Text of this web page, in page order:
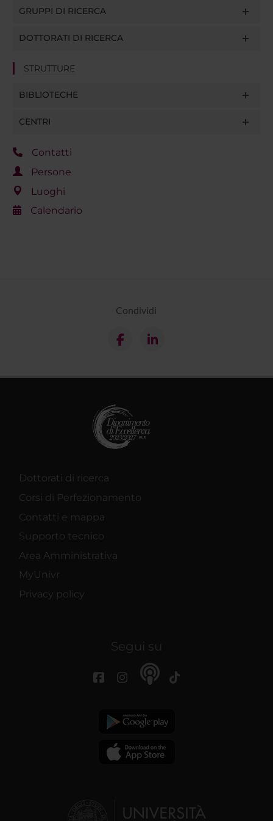
GRUPPI DI RICERCA
DOTTORATI DI RICERCA
STRUTTURE
BIBLIOTECHE
CENTRI
Contatti
Persone
Luoghi
Calendario
Condividi
Dottorati di ricerca
Corsi di Perfezionamento
Contatti e mappa
Supporto tecnico
Area Amministrativa
MyUnivr
Privacy policy
Segui su